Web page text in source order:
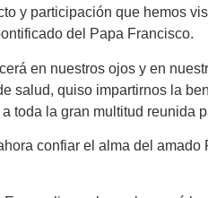
y participación que hemos
del Papa Francisco.
en nuestros ojos y en
salud, quiso impartirnos la
toda la gran multitud reunida
confiar el alma del